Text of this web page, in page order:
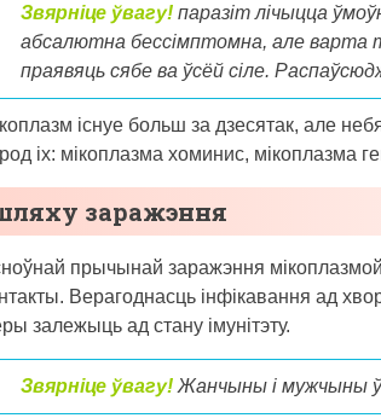
Звярніце ўвагу! паразіт лічыцца
абсалютна бессімптомна, але варта
праявяць сябе ва ўсёй сіле.
існуе больш за дзесятак, але
іх: мікоплазма хоминис, мікоплазма
заражэння
прычынай заражэння
Верагоднасць інфікавання ад
залежыць ад стану імунітэту.
Звярніце ўвагу! Жанчыны і мужчыны ў